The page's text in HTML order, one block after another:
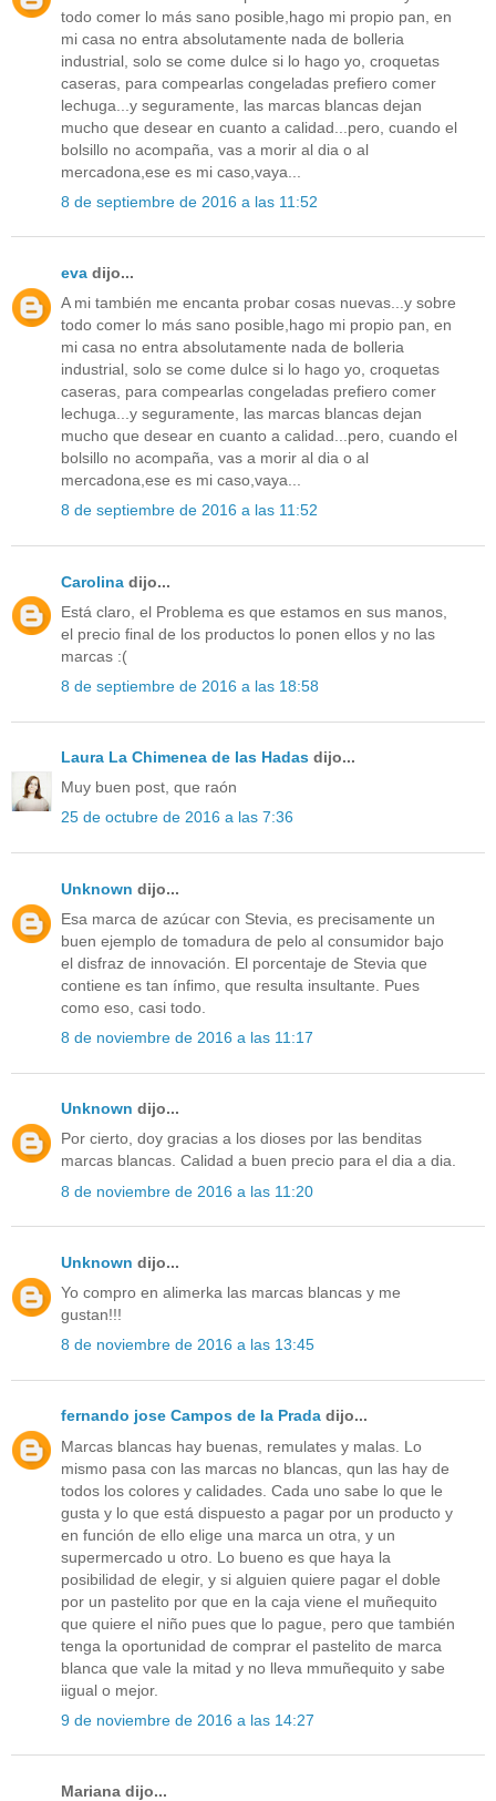
todo comer lo más sano posible,hago mi propio pan, en
mi casa no entra absolutamente nada de bolleria
industrial, solo se come dulce si lo hago yo, croquetas
caseras, para compearlas congeladas prefiero comer
lechuga...y seguramente, las marcas blancas dejan
mucho que desear en cuanto a calidad...pero, cuando el
bolsillo no acompaña, vas a morir al dia o al
mercadona,ese es mi caso,vaya...
8 de septiembre de 2016 a las 11:52
eva dijo...
A mi también me encanta probar cosas nuevas...y sobre
todo comer lo más sano posible,hago mi propio pan, en
mi casa no entra absolutamente nada de bolleria
industrial, solo se come dulce si lo hago yo, croquetas
caseras, para compearlas congeladas prefiero comer
lechuga...y seguramente, las marcas blancas dejan
mucho que desear en cuanto a calidad...pero, cuando el
bolsillo no acompaña, vas a morir al dia o al
mercadona,ese es mi caso,vaya...
8 de septiembre de 2016 a las 11:52
Carolina dijo...
Está claro, el Problema es que estamos en sus manos,
el precio final de los productos lo ponen ellos y no las
marcas :(
8 de septiembre de 2016 a las 18:58
Laura La Chimenea de las Hadas dijo...
Muy buen post, que raón
25 de octubre de 2016 a las 7:36
Unknown dijo...
Esa marca de azúcar con Stevia, es precisamente un
buen ejemplo de tomadura de pelo al consumidor bajo
el disfraz de innovación. El porcentaje de Stevia que
contiene es tan ínfimo, que resulta insultante. Pues
como eso, casi todo.
8 de noviembre de 2016 a las 11:17
Unknown dijo...
Por cierto, doy gracias a los dioses por las benditas
marcas blancas. Calidad a buen precio para el dia a dia.
8 de noviembre de 2016 a las 11:20
Unknown dijo...
Yo compro en alimerka las marcas blancas y me
gustan!!!
8 de noviembre de 2016 a las 13:45
fernando jose Campos de la Prada dijo...
Marcas blancas hay buenas, remulates y malas. Lo
mismo pasa con las marcas no blancas, qun las hay de
todos los colores y calidades. Cada uno sabe lo que le
gusta y lo que está dispuesto a pagar por un producto y
en función de ello elige una marca un otra, y un
supermercado u otro. Lo bueno es que haya la
posibilidad de elegir, y si alguien quiere pagar el doble
por un pastelito por que en la caja viene el muñequito
que quiere el niño pues que lo pague, pero que también
tenga la oportunidad de comprar el pastelito de marca
blanca que vale la mitad y no lleva mmuñequito y sabe
iigual o mejor.
9 de noviembre de 2016 a las 14:27
Mariana dijo...